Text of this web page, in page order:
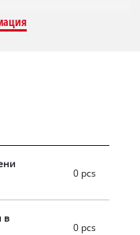
използва
който осигурява
работа от
четки. След
важи 10-
Уредът има здрав
0 pcs
в
0 pcs